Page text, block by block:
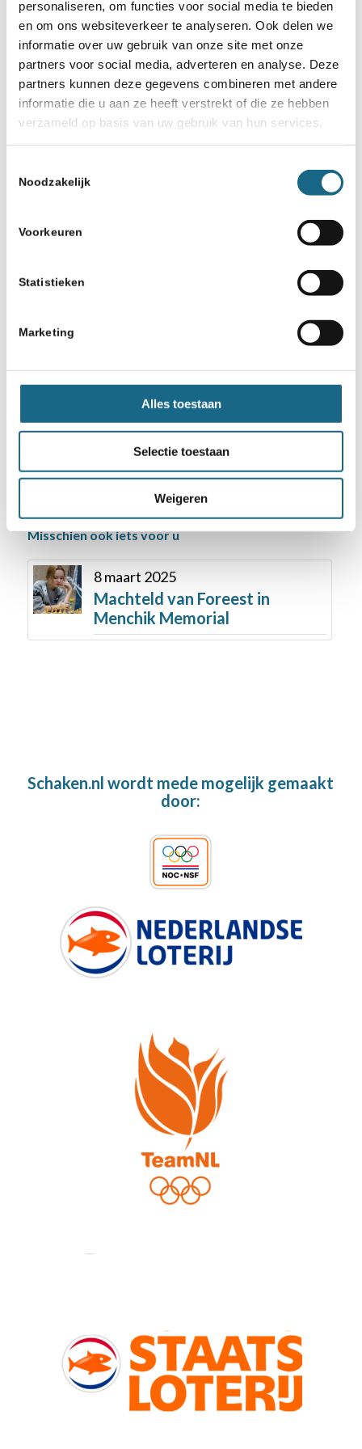
personaliseren, om functies voor social media te bieden
en om ons websiteverkeer te analyseren. Ook delen we
informatie over uw gebruik van onze site met onze
partners voor social media, adverteren en analyse. Deze
partners kunnen deze gegevens combineren met andere
informatie die u aan ze heeft verstrekt of die ze hebben
verzameld op basis van uw gebruik van hun services.
Noodzakelijk
Voorkeuren
Statistieken
Marketing
Alles toestaan
Selectie toestaan
Weigeren
Informatie
Meer informatie kun je vinden via
onderstaande hyperlinks:
Internationaal
Misschien ook iets voor u
8 maart 2025
Machteld van Foreest in
Menchik Memorial
Schaken.nl wordt mede mogelijk gemaakt
door: